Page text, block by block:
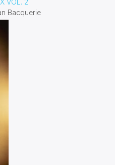
VOL. 2
Bacquerie